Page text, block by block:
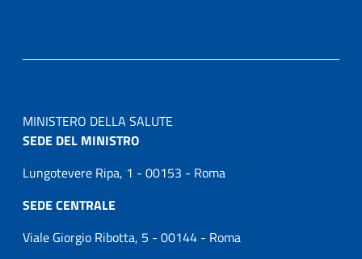
MINISTERO DELLA SALUTE
SEDE DEL MINISTRO
Lungotevere Ripa, 1 - 00153 - Roma
SEDE CENTRALE
Viale Giorgio Ribotta, 5 - 00144 - Roma